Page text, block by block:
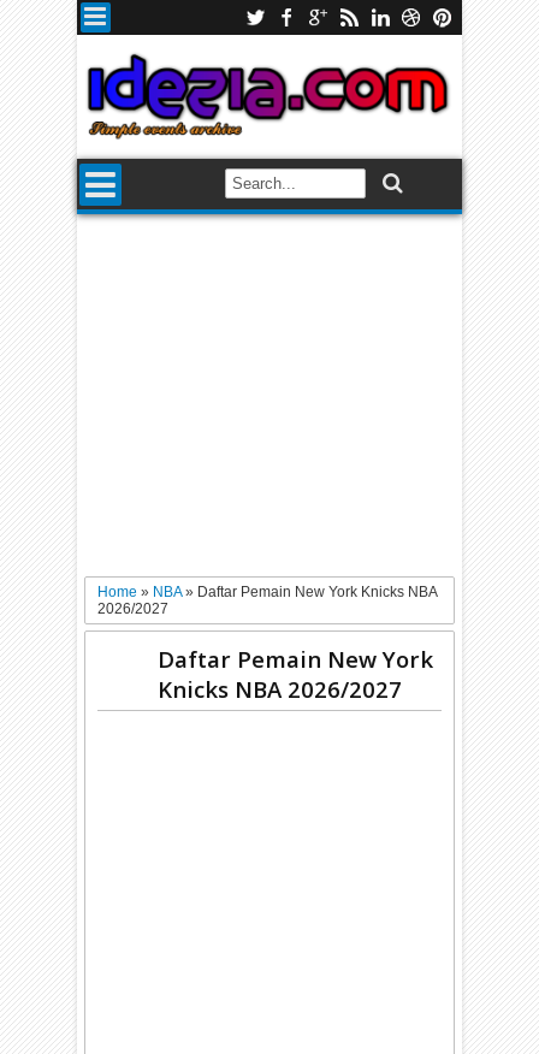
Home» NBA» Daftar Pemain New York Knicks NBA
2026/2027
Daftar Pemain New York
Knicks NBA 2026/2027